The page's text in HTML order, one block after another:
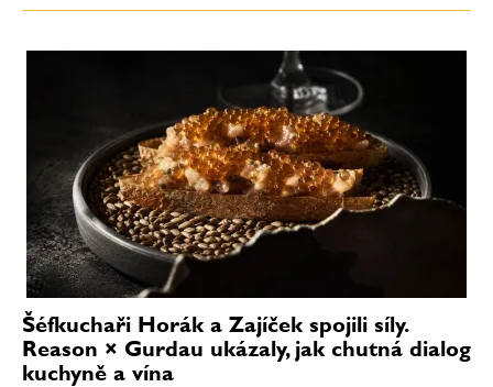
Šéfkuchaři Horák a Zajíček spojili síly.
Reason × Gurdau ukázaly, jak chutná dialog
kuchyně a vína